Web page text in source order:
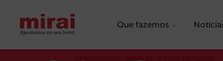
Que fazemos